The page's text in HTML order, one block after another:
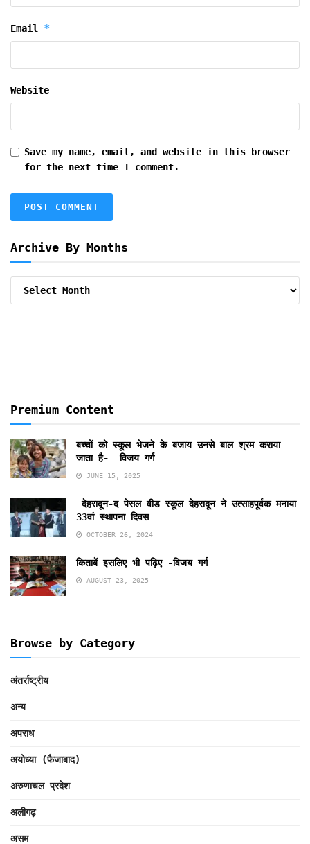
Email *
Website
Save my name, email, and website in this browser
for the next time I comment.
Archive By Months
Premium Content
बच्चों को स्कूल भेजने के बजाय उनसे बाल श्रम कराया
जाता है- विजय गर्ग
JUNE 15, 2025
देहरादून-द पेसल वीड स्कूल देहरादून ने उत्साहपूर्वक मनाया
33वां स्थापना दिवस
OCTOBER 26, 2024
किताबें इसलिए भी पढ़िए -विजय गर्ग
AUGUST 23, 2025
Browse by Category
अंतर्राष्ट्रीय
अन्य
अपराध
अयोध्या (फैजाबाद)
अरुणाचल प्रदेश
अलीगढ़
असम